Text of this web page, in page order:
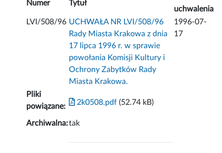
Numer Tytuł
uchwalenia
LVI/508/96 UCHWAŁA NR LVI/508/96
Rady Miasta Krakowa z dnia
17 lipca 1996 r. w sprawie
powołania Komisji Kultury i
Ochrony Zabytków Rady
Miasta Krakowa.
1996-07-
17
Pliki
powiązane:
2k0508.pdf (52.74 kB)
Archiwalna:tak